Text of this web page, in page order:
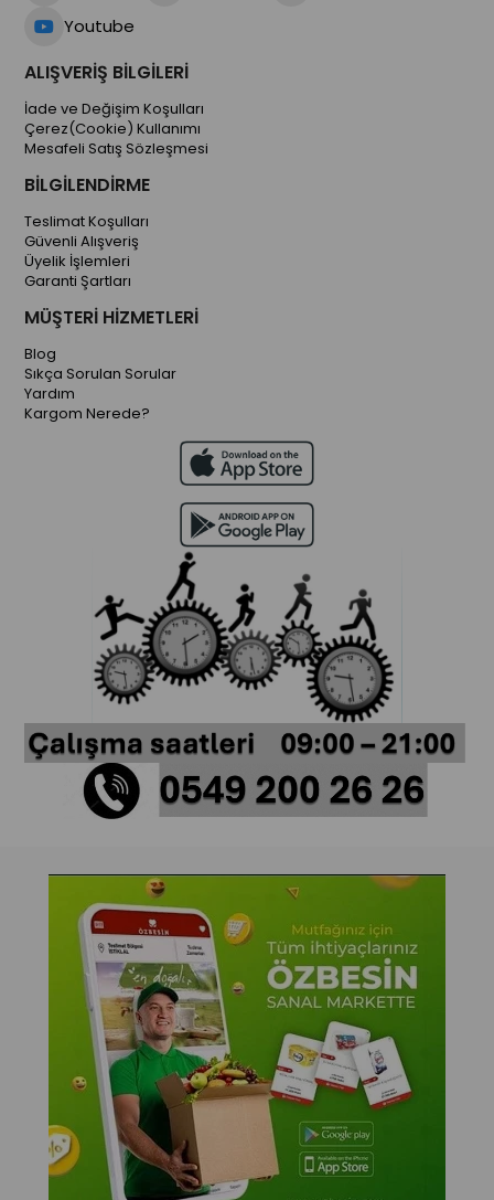
Youtube
ALIŞVERİŞ BİLGİLERİ
İade ve Değişim Koşulları
Çerez(Cookie) Kullanımı
Mesafeli Satış Sözleşmesi
BİLGİLENDİRME
Teslimat Koşulları
Güvenli Alışveriş
Üyelik İşlemleri
Garanti Şartları
MÜŞTERİ HİZMETLERİ
Blog
Sıkça Sorulan Sorular
Yardım
Kargom Nerede?